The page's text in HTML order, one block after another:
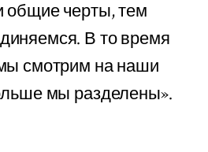
общие черты, тем
В то время
смотрим на наши
мы разделены».